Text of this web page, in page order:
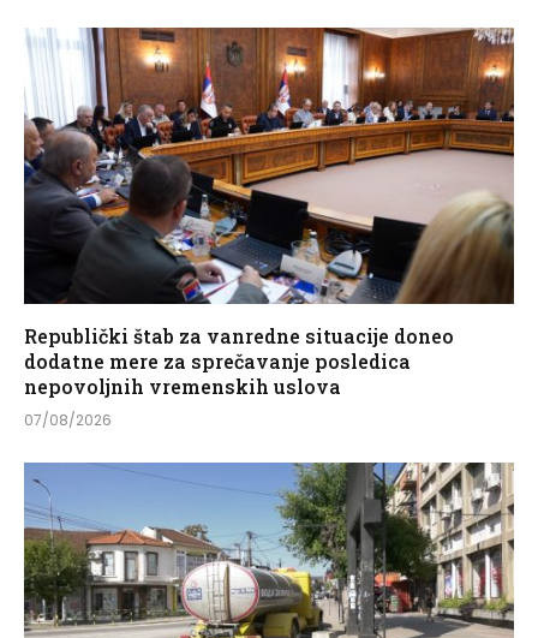
Republički štab za vanredne situacije doneo
dodatne mere za sprečavanje posledica
nepovoljnih vremenskih uslova
07/08/2026